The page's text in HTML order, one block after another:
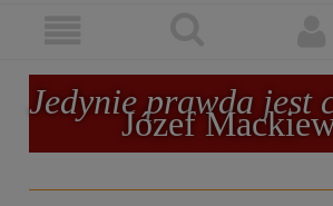
Jedynie prawda jest
Józef